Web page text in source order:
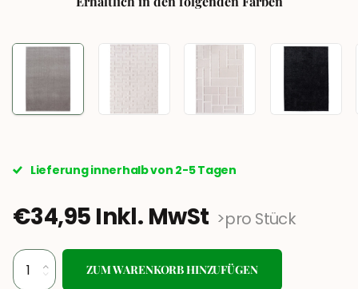
Lieferung innerhalb von 2-5 Tagen
€34,95 Inkl. MwSt >pro Stück
ZUM WARENKORB HINZUFÜGEN